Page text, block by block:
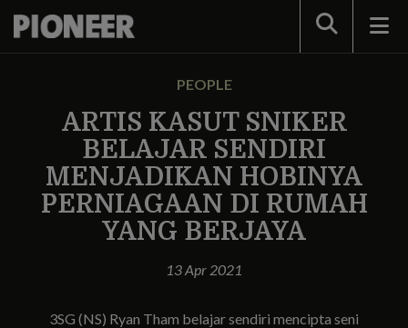
Search
PEOPLE
ARTIS KASUT SNIKER
BELAJAR SENDIRI
MENJADIKAN HOBINYA
PERNIAGAAN DI RUMAH
YANG BERJAYA
13 Apr 2021
3SG (NS) Ryan Tham belajar sendiri mencipta seni